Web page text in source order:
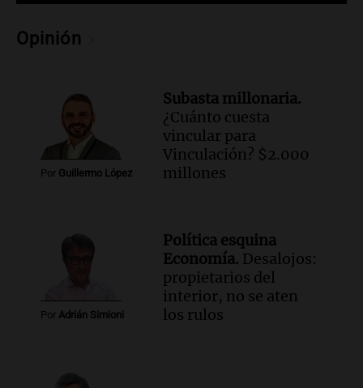
Episodios
Audio.
la cooperativa Talamochita en Villa
Episodios
Audio. Vandalismo en San Miguel de
Tucumán: destruyeron 433 luminarias
públicas en 14 meses
esperaba cobrar su jubilación en un
banco de San Luis
Episodios
Audio.Docentes de Jujuy denuncian que
Panorama Federal
Opinión
Por Guillermo López
Subasta millonaria.
¿Cuánto cuesta
vincular para
Vinculación? $2.000
millones
Por Adrián Simioni
Política esquina
Economía. Desalojos:
propietarios del
interior, no se aten
los rulos